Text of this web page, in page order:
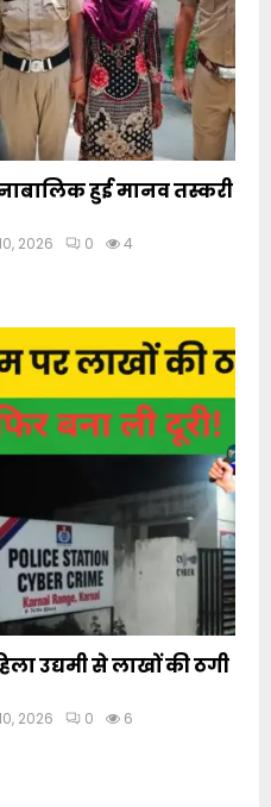
हुई मानव तस्करी
2026 0 4
उद्यमी से लाखों की ठगी
2026 0 6